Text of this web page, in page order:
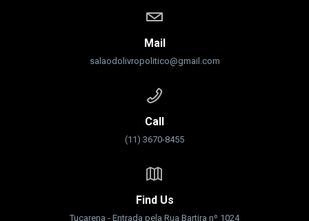
Mail
salaodolivropolitico@gmail.com
Call
(11) 3670-8455
Find Us
Tucarena - Entrada pela Rua Bartira nº 1024